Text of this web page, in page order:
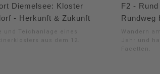
Diemelsee: Kloster
- Herkunft & Zukunft
und Teichanlage eines
aus dem 12.
F2 -
Rundweg
Wandern
Jahr und
Facetten.